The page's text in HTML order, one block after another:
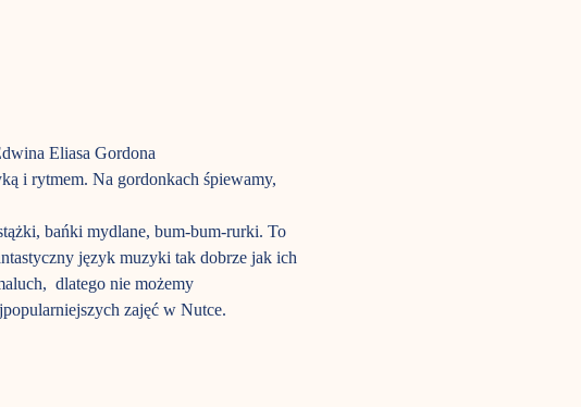
Eliasa Gordona
i rytmem. Na gordonkach śpiewamy,
bańki mydlane, bum-bum-rurki. To
język muzyki tak dobrze jak ich
dlatego nie możemy
zajęć w Nutce.